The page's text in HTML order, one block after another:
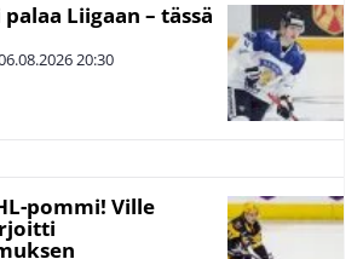
Liigaan – tässä
20:30
pommi! Ville